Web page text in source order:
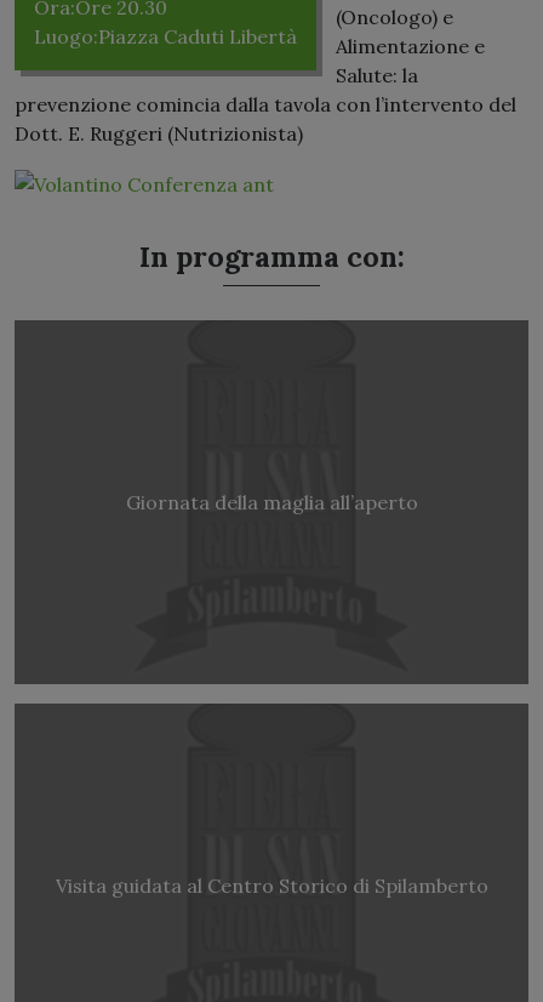
Ora:Ore 20.30
Luogo:Piazza Caduti Libertà
(Oncologo) e
Alimentazione e
Salute: la
prevenzione comincia dalla tavola con l’intervento del
Dott. E. Ruggeri (Nutrizionista)
In programma con:
Giornata della maglia all’aperto
Visita guidata al Centro Storico di Spilamberto